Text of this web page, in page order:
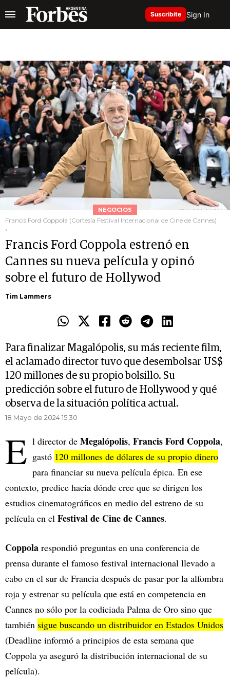
Suscribite Sign In
NEGOCIOS
Francis Ford Coppola (Cortesía Festival Internacional de Cine de Cannes)
.
Francis Ford Coppola estrenó en
Cannes su nueva película y opinó
sobre el futuro de Hollywod
Tim Lammers
Para finalizar Magalópolis, su más reciente film,
el aclamado director tuvo que desembolsar US$
120 millones de su propio bolsillo. Su
predicción sobre el futuro de Hollywood y qué
observa de la situación política actual.
18 Mayo de 2024 15.30
E l director de Megalópolis, Francis Ford Coppola,
gastó 120 millones de dólares de su propio dinero
para financiar su nueva película épica. En ese
contexto, predice hacia dónde cree que se dirigen los
estudios cinematográficos en medio del estreno de su
película en el Festival de Cine de Cannes.
Coppola respondió preguntas en una conferencia de
prensa durante el famoso festival internacional llevado a
cabo en el sur de Francia después de pasar por la alfombra
roja y estrenar su película que está en competencia en
Cannes no sólo por la codiciada Palma de Oro sino que
también sigue buscando un distribuidor en Estados Unidos
(Deadline informó a principios de esta semana que
Coppola ya aseguró la distribución internacional de su
película).